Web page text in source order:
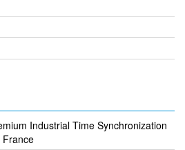
Industrial Time Synchronization
France